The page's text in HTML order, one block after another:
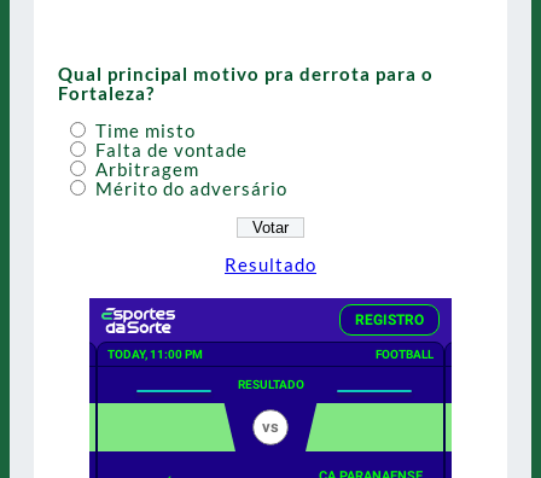
Qual principal motivo pra derrota para o
Fortaleza?
Time misto
Falta de vontade
Arbitragem
Mérito do adversário
Resultado